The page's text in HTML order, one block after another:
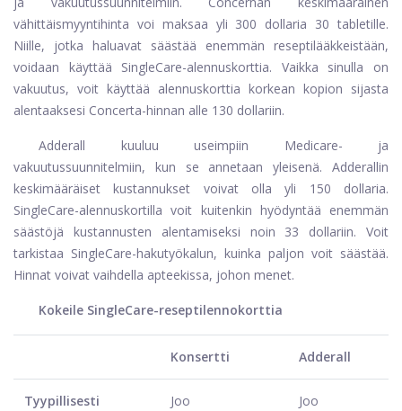
vähittäismyyntihinta voi maksaa yli 300 dollaria 30 tabletille.
Niille, jotka haluavat säästää enemmän reseptilääkkeistään,
voidaan käyttää SingleCare-alennuskorttia. Vaikka sinulla on
vakuutus, voit käyttää alennuskorttia korkean kopion sijasta
alentaaksesi Concerta-hinnan alle 130 dollariin.
Adderall kuuluu useimpiin Medicare- ja
vakuutussuunnitelmiin, kun se annetaan yleisenä. Adderallin
keskimääräiset kustannukset voivat olla yli 150 dollaria.
SingleCare-alennuskortilla voit kuitenkin hyödyntää enemmän
säästöjä kustannusten alentamiseksi noin 33 dollariin. Voit
tarkistaa SingleCare-hakutyökalun, kuinka paljon voit säästää.
Hinnat voivat vaihdella apteekissa, johon menet.
Kokeile SingleCare-reseptilennokorttia
Konsertti Adderall
Tyypillisesti
Joo Joo